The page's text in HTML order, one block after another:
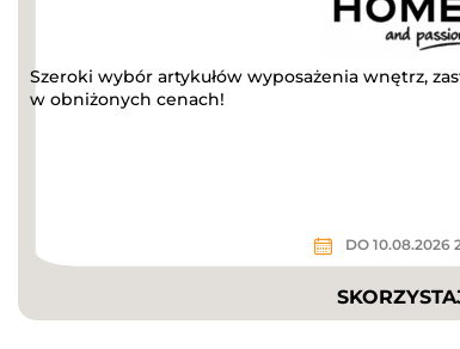
Szeroki wybór artykułów wyposażenia wnętrz,
w obniżonych cenach!
DO 10.08.2026